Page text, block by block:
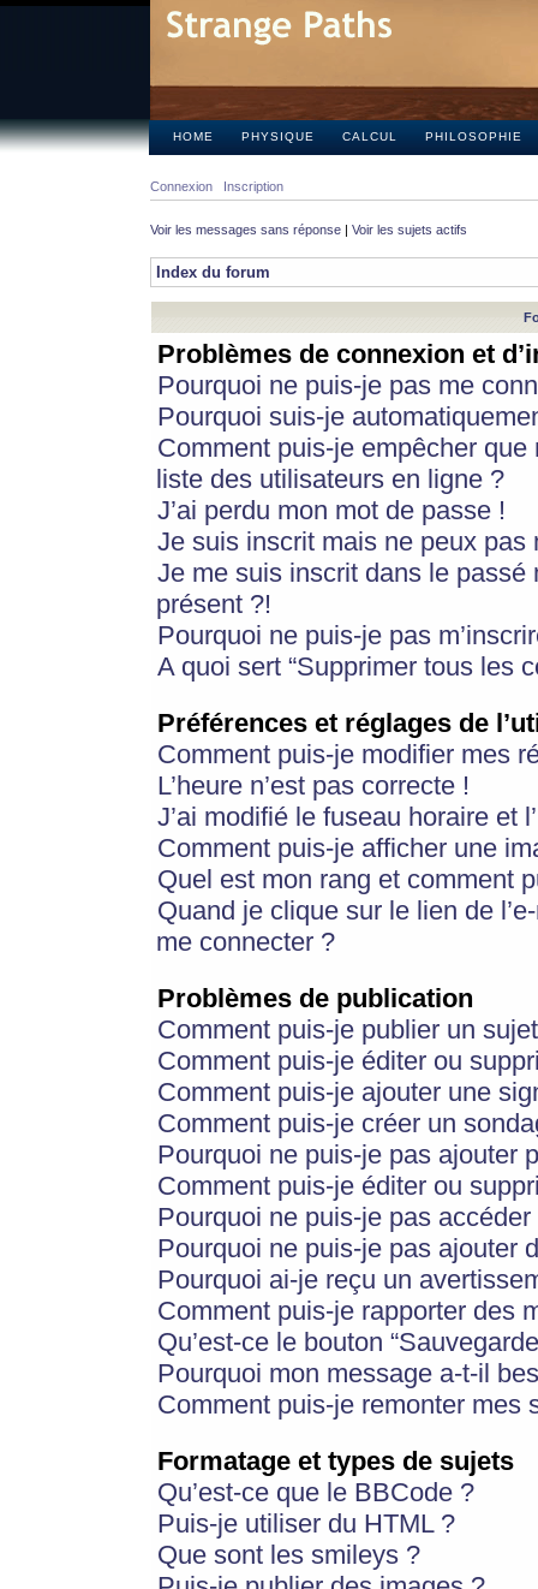
HOME PHYSIQUE CALCUL PHILOSOPHIE
Connexion Inscription
Voir les messages sans réponse | Voir les sujets actifs
Index du forum
Problèmes de connexion et
Pourquoi ne puis-je pas me
Pourquoi suis-je
Comment puis-je empêcher
liste des utilisateurs en ligne ?
J’ai perdu mon mot de passe !
Je suis inscrit mais ne peux pas
Je me suis inscrit dans le
présent ?!
Pourquoi ne puis-je pas
A quoi sert “Supprimer tous les
Préférences et réglages de
Comment puis-je modifier mes
L’heure n’est pas correcte !
J’ai modifié le fuseau horaire et
Comment puis-je afficher une
Quel est mon rang et comment
Quand je clique sur le lien de
me connecter ?
Problèmes de publication
Comment puis-je publier un
Comment puis-je éditer ou
Comment puis-je ajouter une
Comment puis-je créer un
Pourquoi ne puis-je pas ajouter
Comment puis-je éditer ou
Pourquoi ne puis-je pas
Pourquoi ne puis-je pas ajouter
Pourquoi ai-je reçu un
Comment puis-je rapporter des
Qu’est-ce le bouton
Pourquoi mon message a-t-il
Comment puis-je remonter mes
Formatage et types de sujets
Qu’est-ce que le BBCode ?
Puis-je utiliser du HTML ?
Que sont les smileys ?